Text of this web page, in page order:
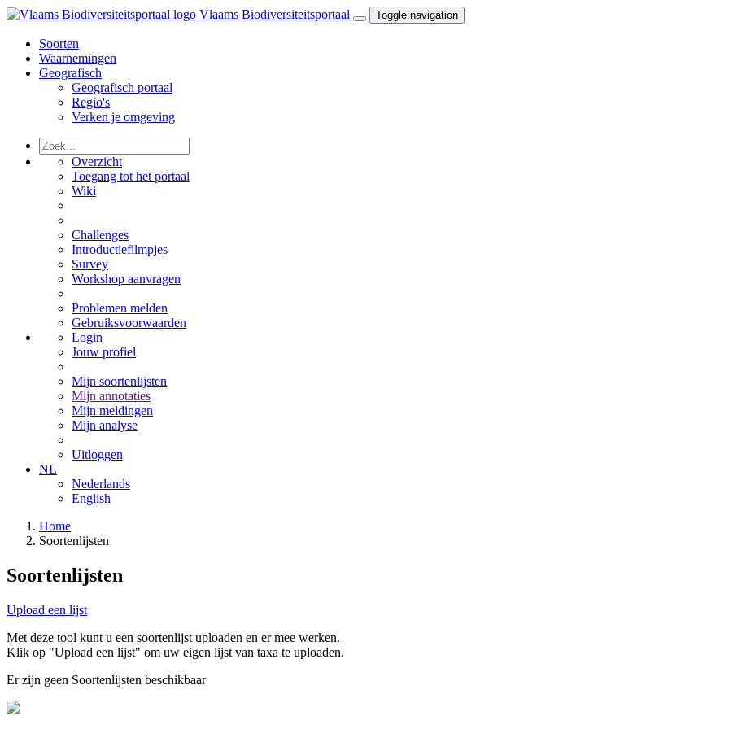
Vlaams Biodiversiteitsportaal Toggle navigation
Soorten
Waarnemingen
Geografisch
Geografisch portaal
Regio's
Verken je omgeving
Overzicht
Toegang tot het portaal
Wiki
Challenges
Introductiefilmpjes
Survey
Workshop aanvragen
Problemen melden
Gebruiksvoorwaarden
Login
Jouw profiel
Mijn soortenlijsten
Mijn annotaties
Mijn meldingen
Mijn analyse
Uitloggen
NL
Nederlands
English
Home
Soortenlijsten
Soortenlijsten
Upload een lijst
Met deze tool kunt u een soortenlijst uploaden en er mee werken.
Klik op "Upload een lijst" om uw eigen lijst van taxa te uploaden.
Er zijn geen Soortenlijsten beschikbaar